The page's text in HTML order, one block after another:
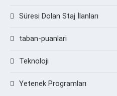
Süresi Dolan Staj İlanları
taban-puanlari
Teknoloji
Yetenek Programları